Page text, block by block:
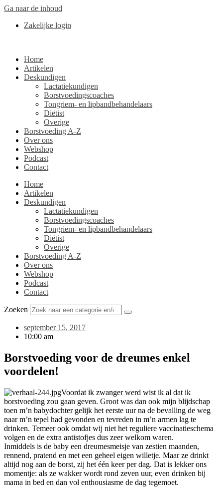
Ga naar de inhoud
Zakelijke login
Home
Artikelen
Deskundigen
Lactatiekundigen
Borstvoedingscoaches
Tongriem- en lipbandbehandelaars
Diëtist
Overige
Borstvoeding A-Z
Over ons
Webshop
Podcast
Contact
Home
Artikelen
Deskundigen
Lactatiekundigen
Borstvoedingscoaches
Tongriem- en lipbandbehandelaars
Diëtist
Overige
Borstvoeding A-Z
Over ons
Webshop
Podcast
Contact
Zoeken
september 15, 2017
10:00 am
Borstvoeding voor de dreumes enkel
voordelen!
Voordat ik zwanger werd wist ik al dat ik
borstvoeding zou gaan geven. Groot was dan ook mijn blijdschap
toen m’n babydochter gelijk het eerste uur na de bevalling de weg
naar m’n tepel had gevonden en tevreden in m’n armen lag te
drinken. Temeer ook omdat wij niet het reguliere vaccinatieschema
volgen en de extra antistofjes dus zeer welkom waren.
Inmiddels is de baby een dreumesmeisje van zestien maanden,
rennend, pratend en met een geheel eigen willetje. Maar ze drinkt
altijd nog aan de borst, zij het één keer per dag. Dat is lekker ons
momentje: als ze wakker wordt rond zeven uur, even drinken bij
mama in bed en dan vol enthousiasme de dag tegemoet.